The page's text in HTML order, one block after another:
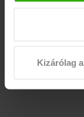
Kizárólag
• Bónuszok és
irodában